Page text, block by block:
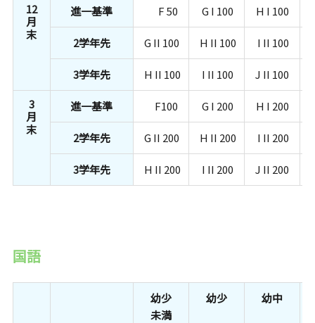
12
月
末
進一基準 F 50 G I 100 H I 100
2学年先 G II 100 H II 100 I II 100
3学年先 H II 100 I II 100 J II 100
3
月
末
進一基準 F100 G I 200 H I 200
2学年先 G II 200 H II 200 I II 200
3学年先 H II 200 I II 200 J II 200
国語
幼少
未満
幼少 幼中